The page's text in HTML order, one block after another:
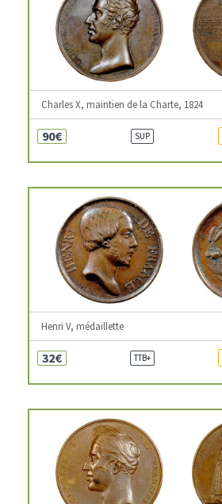
Charles X, maintien de la Charte, 1824
90€ SUP
Henri V, médaillette
32€ TTB+